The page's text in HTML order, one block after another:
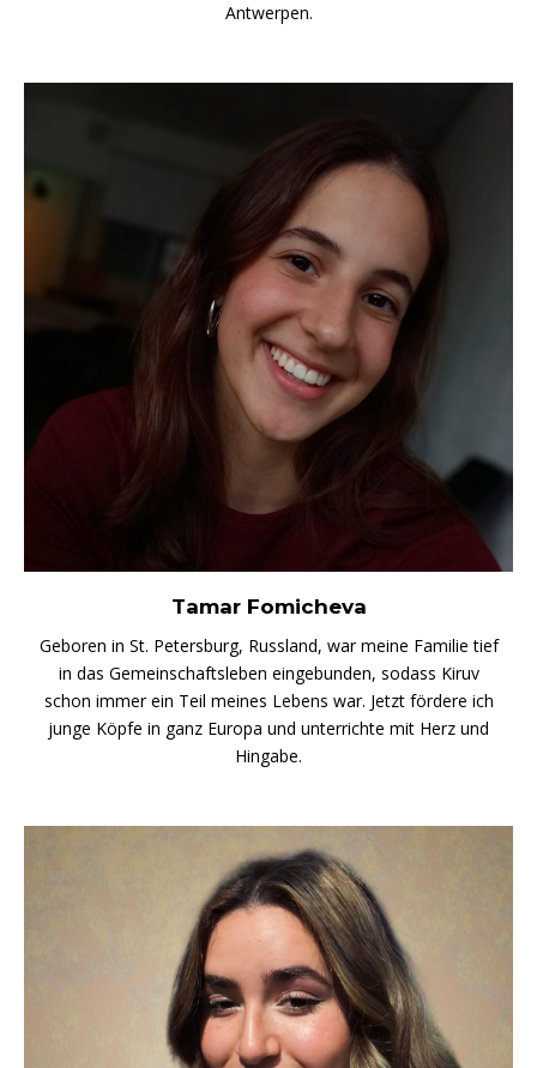
Antwerpen.
Tamar Fomicheva
Geboren in St. Petersburg, Russland, war meine Familie tief
in das Gemeinschaftsleben eingebunden, sodass Kiruv
schon immer ein Teil meines Lebens war. Jetzt fördere ich
junge Köpfe in ganz Europa und unterrichte mit Herz und
Hingabe.